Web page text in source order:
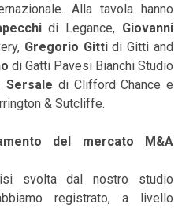
Alla tavola hanno
di Legance, Giovanni
Gregorio Gittidi Gitti and
di Gatti Pavesi Bianchi Studio
Sersale di Clifford Chance e
& Sutcliffe.
del mercato M&A
svolta dal nostro studio
registrato, a livello